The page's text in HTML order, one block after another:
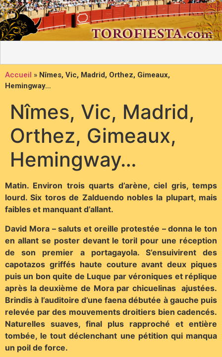
Accueil » Nîmes, Vic, Madrid, Orthez, Gimeaux,
Hemingway…
Nîmes, Vic, Madrid,
Orthez, Gimeaux,
Hemingway…
Matin. Environ trois quarts d’arène, ciel gris, temps
lourd. Six toros de Zalduendo nobles la plupart, mais
faibles et manquant d’allant.
David Mora – saluts et oreille protestée – donna le ton
en allant se poster devant le toril pour une réception
de son premier a portagayola. S’ensuivirent des
capotazos griffés haute couture avant deux piques
puis un bon quite de Luque par véroniques et réplique
après la deuxième de Mora par chicuelinas ajustées.
Brindis à l’auditoire d’une faena débutée à gauche puis
relevée par des mouvements droitiers bien cadencés.
Naturelles suaves, final plus rapproché et entière
tombée, le tout déclenchant une pétition qui manqua
un poil de force.